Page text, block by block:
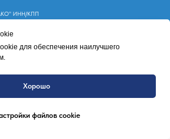
для обеспечения наилучшего
Хорошо
файлов cookie
ИНН/КПП
on